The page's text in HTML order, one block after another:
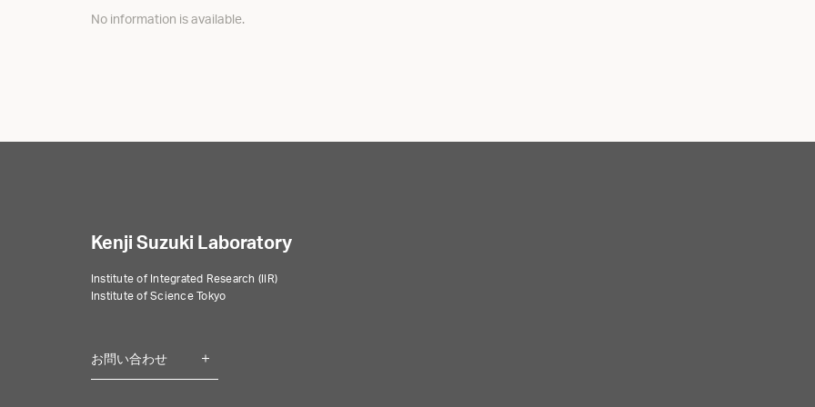
No information is available.
Kenji Suzuki Laboratory
Institute of Integrated Research (IIR)
Institute of Science Tokyo
お問い合わせ